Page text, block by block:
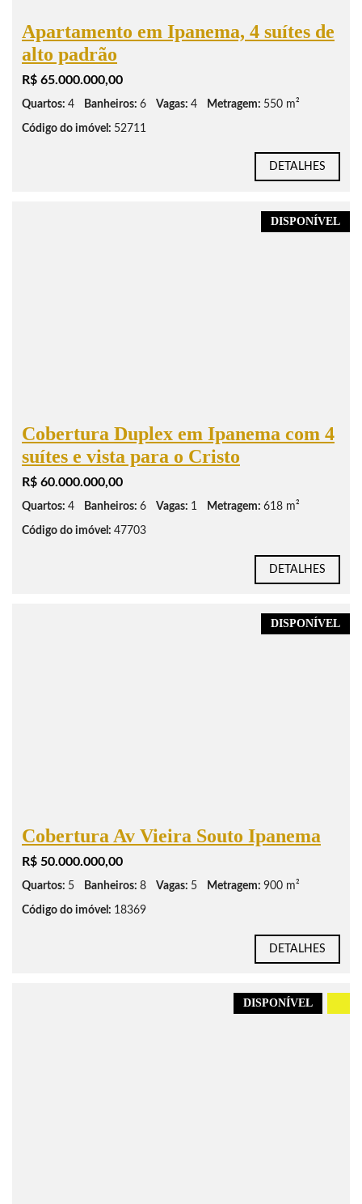
Apartamento em Ipanema, 4 suítes de
alto padrão
R$ 65.000.000,00
Quartos: 4 Banheiros: 6 Vagas: 4 Metragem: 550 m²
Código do imóvel: 52711
DETALHES
DISPONÍVEL
Cobertura Duplex em Ipanema com 4
suítes e vista para o Cristo
R$ 60.000.000,00
Quartos: 4 Banheiros: 6 Vagas: 1 Metragem: 618 m²
Código do imóvel: 47703
DETALHES
DISPONÍVEL
Cobertura Av Vieira Souto Ipanema
R$ 50.000.000,00
Quartos: 5 Banheiros: 8 Vagas: 5 Metragem: 900 m²
Código do imóvel: 18369
DETALHES
DISPONÍVEL